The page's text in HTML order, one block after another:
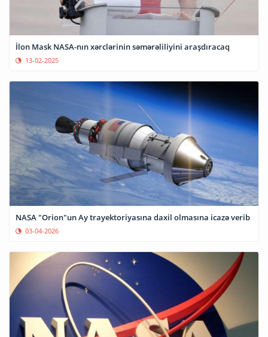
İlon Mask NASA-nın xərclərinin səmərəliliyini araşdıracaq
13-02-2025
NASA "Orion"un Ay trayektoriyasına daxil olmasına icazə verib
03-04-2026